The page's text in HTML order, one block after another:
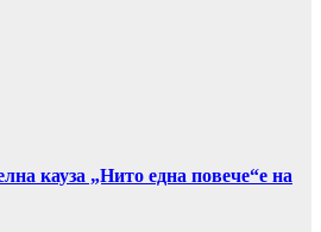
кауза „Нито една повече“е на